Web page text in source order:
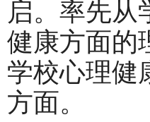
启。率先
健康方面的
学校心理健
方面。